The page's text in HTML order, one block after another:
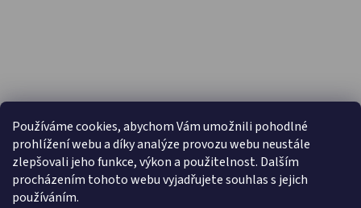
Používáme cookies, abychom Vám umožnili pohodlné
prohlížení webu a díky analýze provozu webu neustále
zlepšovali jeho funkce, výkon a použitelnost. Dalším
procházením tohoto webu vyjadřujete souhlas s jejich
používáním.
PŘIJÍMÁME ONLINE PLATBY